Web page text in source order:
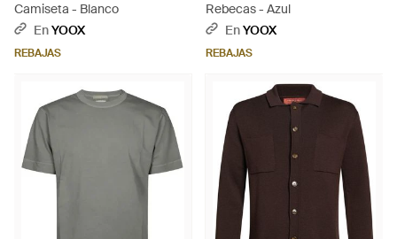
Camiseta - Blanco
EnYOOX
REBAJAS
Rebecas - Azul
EnYOOX
REBAJAS